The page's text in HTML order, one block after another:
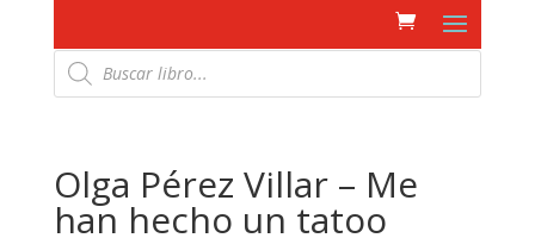
Búsqueda
de
productos
Olga Pérez Villar – Me
han hecho un tatoo